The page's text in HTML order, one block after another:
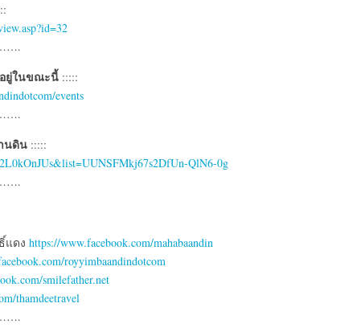
ยู่ในขณะนี้ :::::
events
นดิน :::::
QlN6-0g
แดง https://www.facebook.com/mahabaandin
royyimbaandindotcom
smilefather.net
thamdeetravel